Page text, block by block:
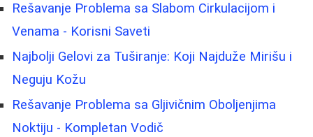
Rešavanje Problema sa Slabom Cirkulacijom i
Venama - Korisni Saveti
Najbolji Gelovi za Tuširanje: Koji Najduže Mirišu i
Neguju Kožu
Rešavanje Problema sa Gljivičnim Oboljenjima
Noktiju - Kompletan Vodič